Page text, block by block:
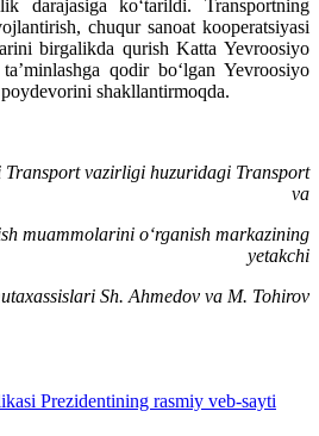
darajasiga ko‘tarildi. Transportning
chuqur sanoat kooperatsiyasi
birgalikda qurish Katta Yevroosiyo
qodir bo‘lgan Yevroosiyo
shakllantirmoqda.
Transport vazirligi huzuridagi Transport
va
muammolarini o‘rganish markazining
yetakchi
Sh. Ahmedov va M. Tohirov
Prezidentining rasmiy veb-sayti